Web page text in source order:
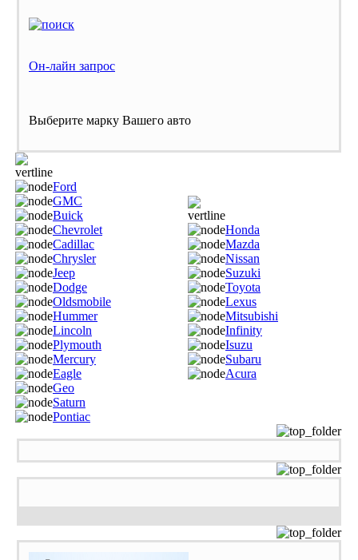
Он-лайн запрос
Выберите марку Вашего авто
Ford
GMC
Buick
Chevrolet
Cadillac
Chrysler
Jeep
Dodge
Oldsmobile
Hummer
Lincoln
Plymouth
Mercury
Eagle
Geo
Saturn
Pontiac
Honda
Mazda
Nissan
Suzuki
Toyota
Lexus
Mitsubishi
Infinity
Isuzu
Subaru
Acura